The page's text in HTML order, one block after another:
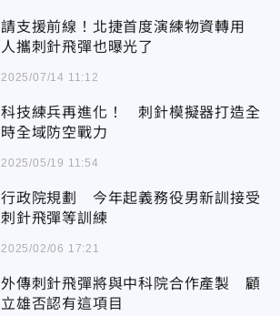
請支援前線！北捷首度演練物資轉用
人攜刺針飛彈也曝光了
2025/07/14 11:12
科技練兵再進化！ 刺針模擬器打造全
時全域防空戰力
2025/05/19 11:54
行政院規劃 今年起義務役男新訓接受
刺針飛彈等訓練
2025/02/06 17:21
外傳刺針飛彈將與中科院合作產製 顧
立雄否認有這項目